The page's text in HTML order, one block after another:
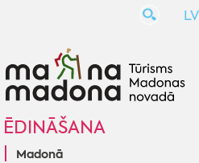
LV
ĒDINĀŠANA
Madonā